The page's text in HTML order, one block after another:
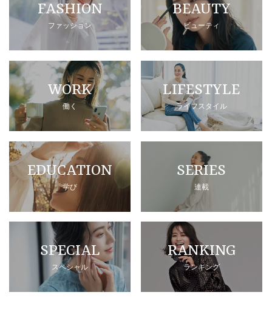
FASHION
ファッション
BEAUTY
ビューティ
WORK
働く
LIFESTYLE
ライフスタイル
EDUCATION
学び
SERIES
連載
SPECIAL
スペシャル
RANKING
ランキング